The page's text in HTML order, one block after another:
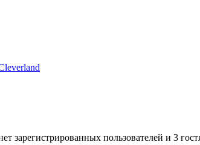
зарегистрированных пользователей и 3